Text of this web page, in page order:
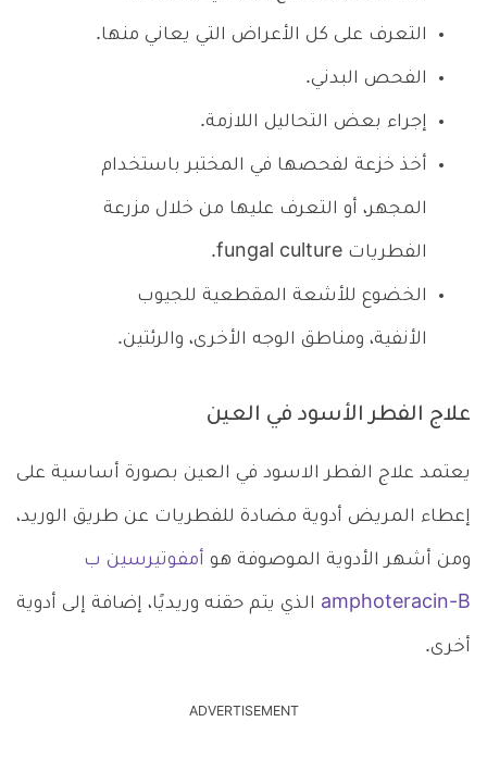
التعرف على كل الأعراض التي يعاني منها.
الفحص البدني.
إجراء بعض التحاليل اللازمة.
أخذ خزعة لفحصها في المختبر باستخدام
المجهر، أو التعرف عليها من خلال مزرعة
الفطريات fungal culture.
الخضوع للأشعة المقطعية للجيوب
الأنفية، ومناطق الوجه الأخرى، والرئتين.
علاج الفطر الأسود في العين
يعتمد علاج الفطر الاسود في العين بصورة أساسية على
إعطاء المريض أدوية مضادة للفطريات عن طريق الوريد،
ومن أشهر الأدوية الموصوفة هو أمفوتيرسين ب
amphoteracin-B الذي يتم حقنه وريديًا، إضافة إلى أدوية
أخرى.
ADVERTISEMENT